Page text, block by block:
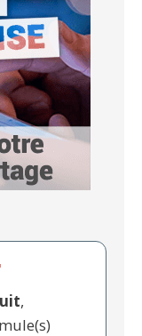
,